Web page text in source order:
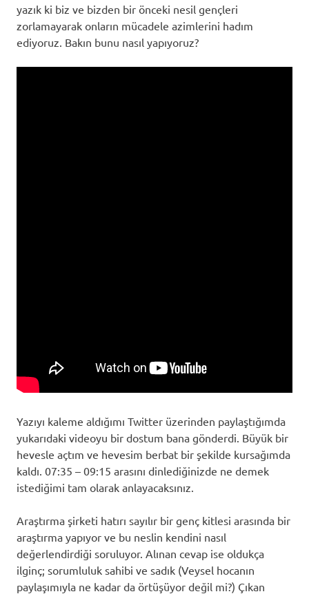
yazık ki biz ve bizden bir önceki nesil gençleri
zorlamayarak onların mücadele azimlerini hadım
ediyoruz. Bakın bunu nasıl yapıyoruz?
Yazıyı kaleme aldığımı Twitter üzerinden paylaştığımda
yukarıdaki videoyu bir dostum bana gönderdi. Büyük bir
hevesle açtım ve hevesim berbat bir şekilde kursağımda
kaldı. 07:35 – 09:15 arasını dinlediğinizde ne demek
istediğimi tam olarak anlayacaksınız.
Araştırma şirketi hatırı sayılır bir genç kitlesi arasında bir
araştırma yapıyor ve bu neslin kendini nasıl
değerlendirdiği soruluyor. Alınan cevap ise oldukça
ilginç; sorumluluk sahibi ve sadık (Veysel hocanın
paylaşımıyla ne kadar da örtüşüyor değil mi?) Çıkan